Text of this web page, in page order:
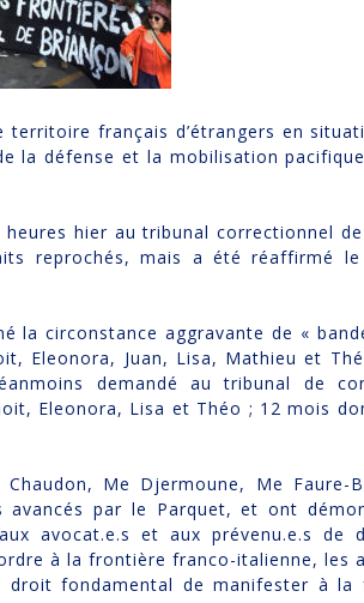
français d’étrangers en
la défense et la mobilisation
heures hier au tribunal correctionnel
reprochés, mais a été réaffirmé
circonstance aggravante de «
Eleonora, Juan, Lisa, Mathieu et
demandé au tribunal de
Eleonora, Lisa et Théo ; 12 mois
Me Djermoune, Me
par le Parquet, et ont
avocat.e.s et aux prévenu.e.s de
à la frontière franco-italienne, les
fondamental de manifester à la